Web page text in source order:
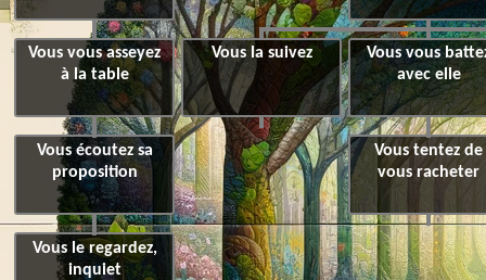
Vous vous asseyez
à la table
Vous écoutez sa
proposition
Vous le regardez,
inquiet
Vous la suivez
Vous vous
avec elle
Vous tentez de
vous racheter